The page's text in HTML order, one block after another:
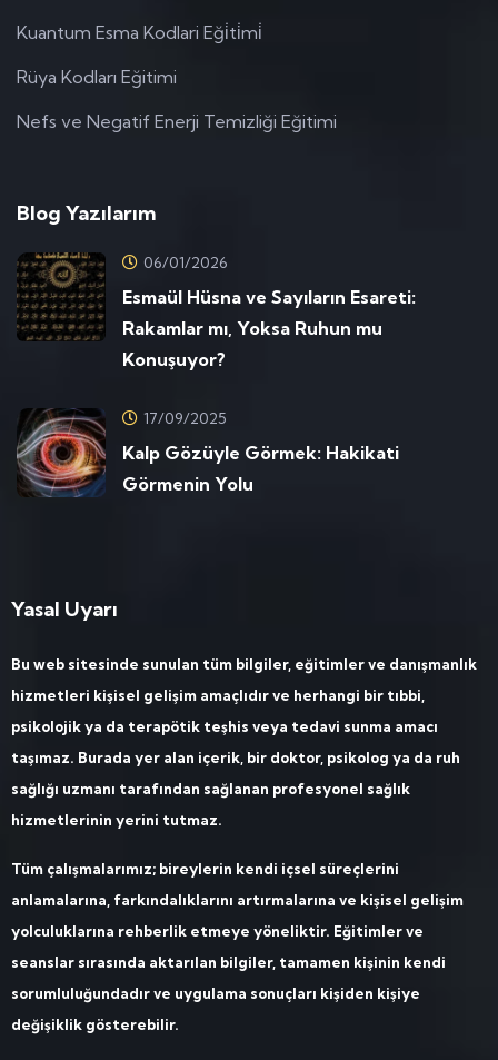
Kuantum Esma Kodlari Eği̇ti̇mi̇
Rüya Kodları Eğitimi
Nefs ve Negatif Enerji Temizliği Eğitimi
Blog Yazılarım
06/01/2026
Esmaül Hüsna ve Sayıların Esareti:
Rakamlar mı, Yoksa Ruhun mu
Konuşuyor?
17/09/2025
Kalp Gözüyle Görmek: Hakikati
Görmenin Yolu
Yasal Uyarı
Bu web sitesinde sunulan tüm bilgiler, eğitimler ve danışmanlık
hizmetleri kişisel gelişim amaçlıdır ve herhangi bir tıbbi,
psikolojik ya da terapötik teşhis veya tedavi sunma amacı
taşımaz. Burada yer alan içerik, bir doktor, psikolog ya da ruh
sağlığı uzmanı tarafından sağlanan profesyonel sağlık
hizmetlerinin yerini tutmaz.
Tüm çalışmalarımız; bireylerin kendi içsel süreçlerini
anlamalarına, farkındalıklarını artırmalarına ve kişisel gelişim
yolculuklarına rehberlik etmeye yöneliktir. Eğitimler ve
seanslar sırasında aktarılan bilgiler, tamamen kişinin kendi
sorumluluğundadır ve uygulama sonuçları kişiden kişiye
değişiklik gösterebilir.